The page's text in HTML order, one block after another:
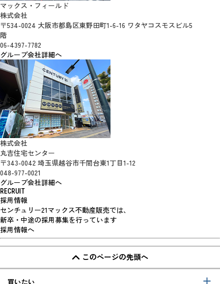
マックス・フィールド
株式会社
〒534-0024 大阪市都島区東野田町1-6-16 ワタヤコスモスビル5
階
06-4397-7782
グループ会社詳細へ
株式会社
丸吉住宅センター
〒343-0042 埼玉県越谷市千間台東1丁目1-12
048-977-0021
グループ会社詳細へ
RECRUIT
採用情報
センチュリー21マックス不動産販売では、
新卒・中途の採用募集を行っています
採用情報へ
このページの先頭へ
買いたい